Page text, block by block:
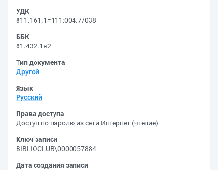
УДК
811.161.1=111:004.7/038
ББК
81.432.1я2
Тип документа
Другой
Язык
Русский
Права доступа
Доступ по паролю из сети Интернет (чтение)
Ключ записи
BIBLIOCLUB\0000057884
Дата создания записи